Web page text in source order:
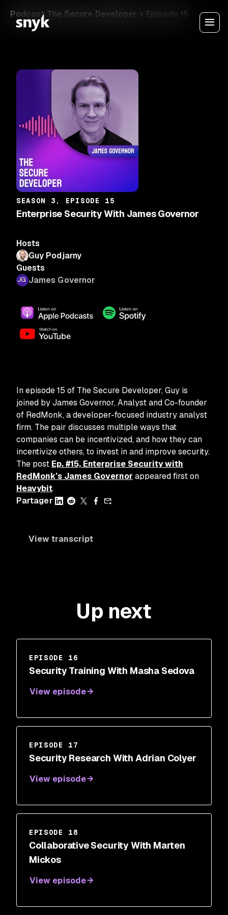
Podcast The Secure Developer Episode 15
SEASON 3, EPISODE 15
Enterprise Security With James Governor
Hosts
Guy Podjarny
Guests
James Governor
In episode 15 of The Secure Developer, Guy is
joined by James Governor, Analyst and Co-founder
of RedMonk, a developer-focused industry analyst
firm. The pair discusses multiple ways that
companies can be incentivized, and how they can
incentivize others, to invest in and improve security.
The post Ep. #15, Enterprise Security with
RedMonk’s James Governor appeared first on
Heavybit.
Partager
View transcript
Up next
EPISODE 16
Security Training With Masha Sedova
View episode
EPISODE 17
Security Research With Adrian Colyer
View episode
EPISODE 18
Collaborative Security With Marten
Mickos
View episode